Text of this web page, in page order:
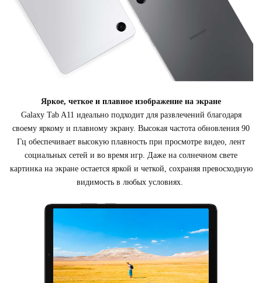
Яркое, четкое и плавное изображение на экране
Galaxy Tab A11 идеально подходит для развлечений благодаря
своему яркому и плавному экрану. Высокая частота обновления 90
Гц обеспечивает высокую плавность при просмотре видео, лент
социальных сетей и во время игр. Даже на солнечном свете
картинка на экране остается яркой и четкой, сохраняя превосходную
видимость в любых условиях.